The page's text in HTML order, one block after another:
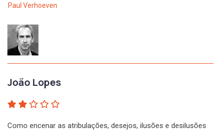
Paul Verhoeven
João Lopes
Como encenar as atribulações, desejos, ilusões e desilusões